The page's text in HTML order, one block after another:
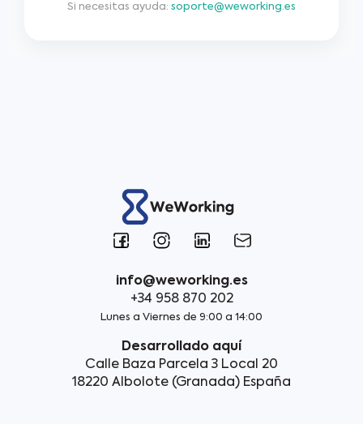
Si necesitas ayuda: soporte@weworking.es
info@weworking.es
+34 958 870 202
Lunes a Viernes de 9:00 a 14:00
Desarrollado aquí
Calle Baza Parcela 3 Local 20
18220 Albolote (Granada) España